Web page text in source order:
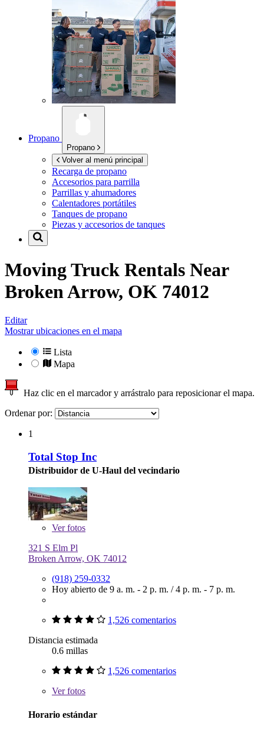
Propano
Propano
Volver al menú principal
Recarga de propano
Accesorios para parrilla
Parrillas y ahumadores
Calentadores portátiles
Tanques de propano
Piezas y accesorios de tanques
Moving Truck Rentals Near
Broken Arrow, OK 74012
Editar
Mostrar ubicaciones en el mapa
Lista
Mapa
Haz clic en el marcador y arrástralo para reposicionar el mapa.
Ordenar por:
1
Total Stop Inc
Distribuidor de U-Haul del vecindario
Verfotos
321 S Elm Pl
Broken Arrow, OK 74012
(918) 259-0332
Hoy abierto de 9 a. m. - 2 p. m. /4 p. m. - 7 p. m.
1,526 comentarios
Distancia estimada
0.6 millas
1,526 comentarios
Verfotos
Horario estándar